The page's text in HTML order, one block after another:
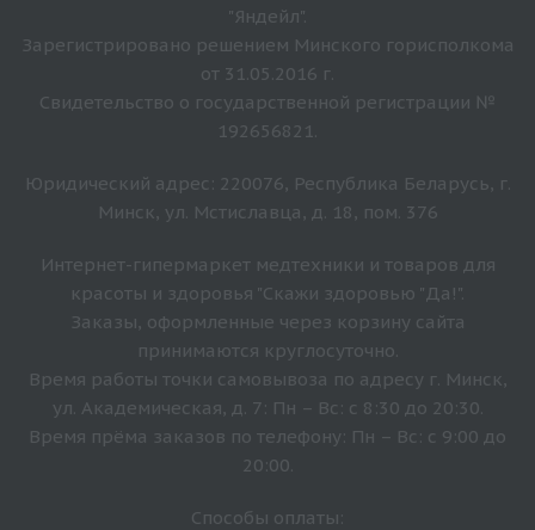
"Яндейл".
Зарегистрировано решением Минского горисполкома
от 31.05.2016 г.
Свидетельство о государственной регистрации №
192656821.
Юридический адрес: 220076, Республика Беларусь, г.
Минск, ул. Мстиславца, д. 18, пом. 376
Интернет-гипермаркет медтехники и товаров для
красоты и здоровья "Скажи здоровью "Да!".
Заказы, оформленные через корзину сайта
принимаются круглосуточно.
Время работы точки самовывоза по адресу г. Минск,
ул. Академическая, д. 7: Пн – Вс: с 8:30 до 20:30.
Время прёма заказов по телефону: Пн – Вс: с 9:00 до
20:00.
Способы оплаты: